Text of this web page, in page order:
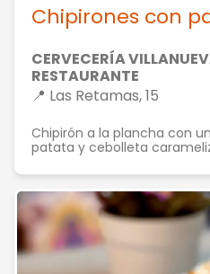
Chipirones con
CERVECERÍA
RESTAURANTE
📍 Las Retamas, 15
Chipirón a la plancha con
patata y cebolleta